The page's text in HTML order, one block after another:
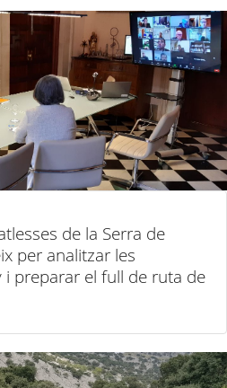
de la Serra de
per analitzar les
i preparar el full de ruta de